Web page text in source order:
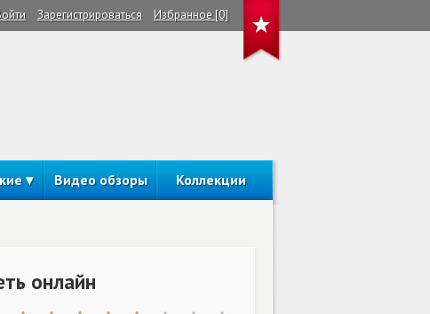
Зарегистрироваться Избранное [0]
Видео обзоры Коллекции
онлайн